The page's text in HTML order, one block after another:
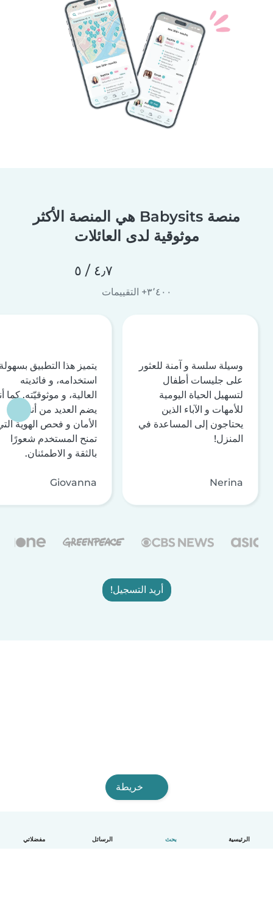
الرئيسية بحث الرسائل مفضلاتي
منصة Babysits هي المنصة الأكثر
موثوقية لدى العائلات
٤٫٧ / ٥
٣٬٤٠٠+ التقييمات
وسيلة سلسة و آمنة للعثور
على جليسات أطفال
لتسهيل الحياة اليومية
للأمهات و الآباء الذين
يحتاجون إلى المساعدة في
المنزل!
Nerina
يتميز هذا التطبيق
استخدامه، و فائديته
العالية، و موثوقيّته. كما
يضم العديد من أنظمة
الأمان و فحص الهوية
تمنح المستخدم شعورًا
بالثقة و الاطمئنان.
Giovanna
أريد التسجيل!
خريطة